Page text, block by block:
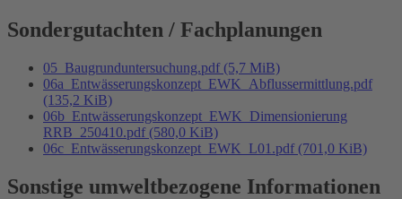
Sondergutachten / Fachplanungen
05_Baugrunduntersuchung.pdf (5,7 MiB)
06a_Entwässerungskonzept_EWK_Abflussermittlung.pdf
(135,2 KiB)
06b_Entwässerungskonzept_EWK_Dimensionierung
RRB_250410.pdf (580,0 KiB)
06c_Entwässerungskonzept_EWK_L01.pdf (701,0 KiB)
Sonstige umweltbezogene Informationen